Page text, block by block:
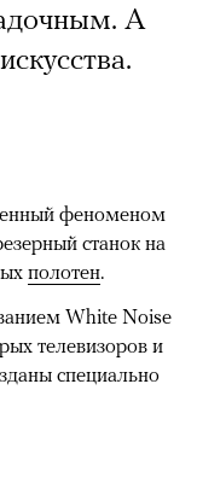
А
феноменом
станок на
полотен.
White Noise
телевизоров и
специально